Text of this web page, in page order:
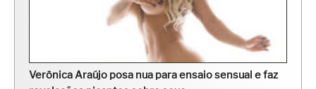
Verônica Araújo posa nua para ensaio sensual e faz